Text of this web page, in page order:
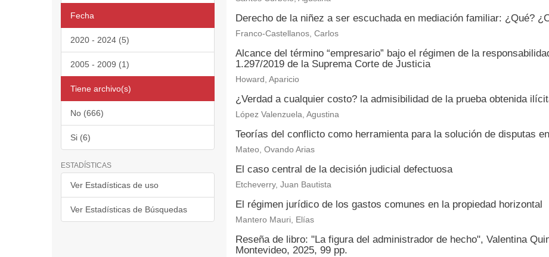
Fecha
2020 - 2024 (5)
2005 - 2009 (1)
Tiene archivo(s)
No (666)
Si (6)
ESTADÍSTICAS
Ver Estadísticas de uso
Ver Estadísticas de Búsquedas
Derecho de la niñez a ser escuchada en mediación familiar: ¿Qué?
Franco-Castellanos, Carlos
Alcance del término “empresario” bajo el régimen de la
1.297/2019 de la Suprema Corte de Justicia
Howard, Aparicio
¿Verdad a cualquier costo? la admisibilidad de la prueba obtenida
López Valenzuela, Agustina
Teorías del conflicto como herramienta para la solución de disputas
Mateo, Ovando Arias
El caso central de la decisión judicial defectuosa
Etcheverry, Juan Bautista
El régimen jurídico de los gastos comunes en la propiedad horizontal
Mantero Mauri, Elías
Reseña de libro: "La figura del administrador de hecho", Valentina
Montevideo, 2025, 99 pp.